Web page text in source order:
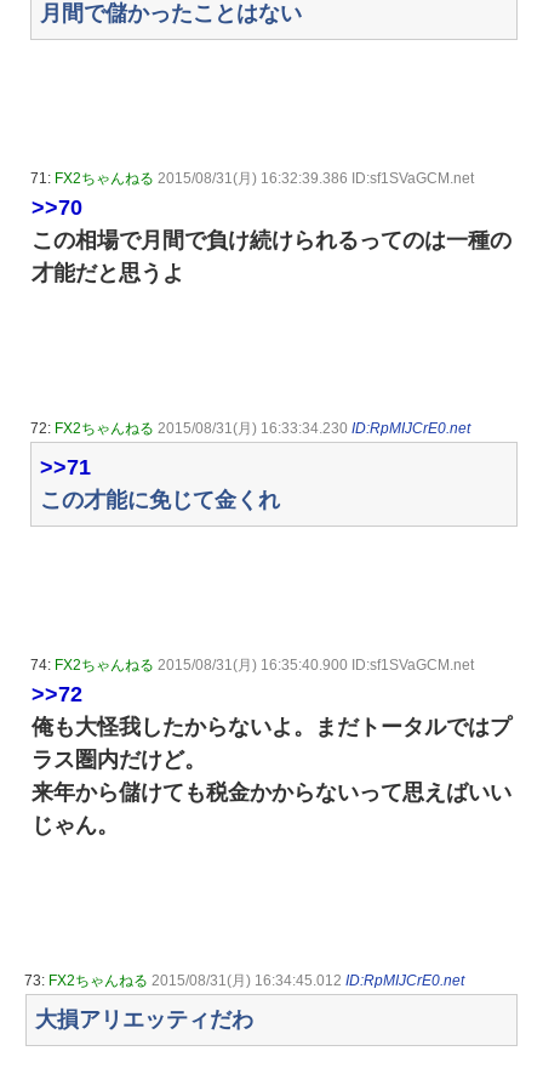
月間で儲かったことはない
71: FX2ちゃんねる 2015/08/31(月) 16:32:39.386 ID:sf1SVaGCM.net
>>70
この相場で月間で負け続けられるってのは一種の
才能だと思うよ
72: FX2ちゃんねる 2015/08/31(月) 16:33:34.230 ID:RpMIJCrE0.net
>>71
この才能に免じて金くれ
74: FX2ちゃんねる 2015/08/31(月) 16:35:40.900 ID:sf1SVaGCM.net
>>72
俺も大怪我したからないよ。まだトータルではプ
ラス圏内だけど。
来年から儲けても税金かからないって思えばいい
じゃん。
73: FX2ちゃんねる 2015/08/31(月) 16:34:45.012 ID:RpMIJCrE0.net
大損アリエッティだわ